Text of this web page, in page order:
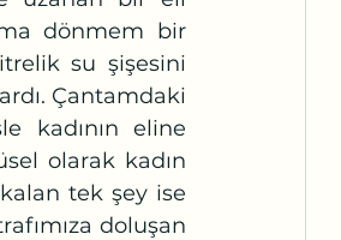
dönmem bir
su şişesini
Çantamdaki
kadının eline
olarak kadın
tek şey ise
doluşan